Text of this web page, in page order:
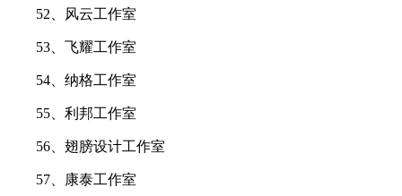
52、风云工作室
53、飞耀工作室
54、纳格工作室
55、利邦工作室
56、翅膀设计工作室
57、康泰工作室